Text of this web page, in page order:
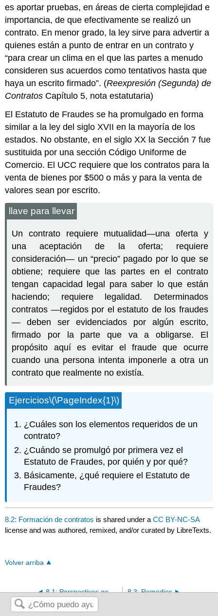
es aportar pruebas, en áreas de cierta complejidad e
importancia, de que efectivamente se realizó un
contrato. En menor grado, la ley sirve para advertir a
quienes están a punto de entrar en un contrato y
“para crear un clima en el que las partes a menudo
consideren sus acuerdos como tentativos hasta que
haya un escrito firmado”. (Reexpresión (Segunda) de
Contratos Capítulo 5, nota estatutaria)
El Estatuto de Fraudes se ha promulgado en forma
similar a la ley del siglo XVII en la mayoría de los
estados. No obstante, en el siglo XX la Sección 7 fue
sustituida por una sección Código Uniforme de
Comercio. El UCC requiere que los contratos para la
venta de bienes por $500 o más y para la venta de
valores sean por escrito.
llave para llevar
Un contrato requiere mutualidad—una oferta y
una aceptación de la oferta; requiere
consideración— un “precio” pagado por lo que se
obtiene; requiere que las partes en el contrato
tengan capacidad legal para saber lo que están
haciendo; requiere legalidad. Determinados
contratos —regidos por el estatuto de los fraudes
— deben ser evidenciados por algún escrito,
firmado por la parte que va a obligarse. El
propósito aquí es evitar el fraude que ocurre
cuando una persona intenta imponerle a otra un
contrato que realmente no existía.
Ejercicios\(\PageIndex{1}\)
¿Cuáles son los elementos requeridos de un
contrato?
¿Cuándo se promulgó por primera vez el
Estatuto de Fraudes, por quién y por qué?
Básicamente, ¿qué requiere el Estatuto de
Fraudes?
8.2: Formación de contratos is shared under aCC BY-NC-SA
license and was authored, remixed, and/or curated by LibreTexts.
Volver arriba
8.1: Perspectivas generales sobre los contratos 8.3: Remedios